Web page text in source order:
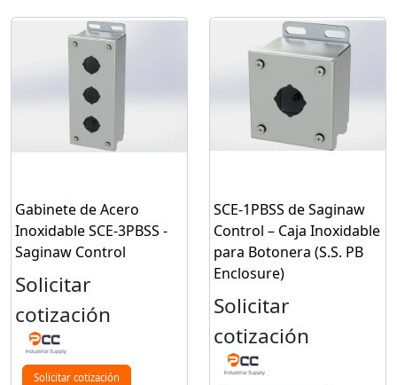
Gabinete de Acero
Inoxidable SCE-3PBSS -
Saginaw Control
Solicitar
cotización
Solicitar cotización
SCE-1PBSS de Saginaw
Control – Caja Inoxidable
para Botonera (S.S. PB
Enclosure)
Solicitar
cotización